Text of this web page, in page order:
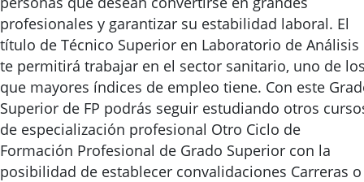
profesionales y garantizar su estabilidad laboral. El
título de Técnico Superior en Laboratorio de Análisis
te permitirá trabajar en el sector sanitario, uno de
que mayores índices de empleo tiene. Con este
Superior de FP podrás seguir estudiando otros
de especialización profesional Otro Ciclo de
Formación Profesional de Grado Superior con la
posibilidad de establecer convalidaciones Carreras o